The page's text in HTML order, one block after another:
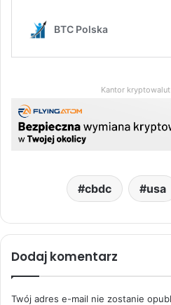
Kantor
cbdc usa
Dodaj komentarz
Twój adres e-mail nie zostanie